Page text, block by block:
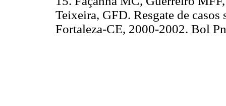
Teixeira, GFD. Resgate de
Fortaleza-CE, 2000-2002. Bol